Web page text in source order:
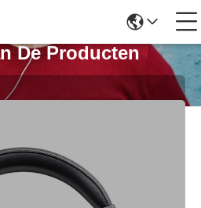
De Producten